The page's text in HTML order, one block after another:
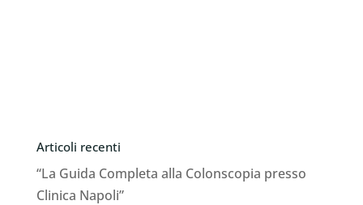
Articoli recenti
“La Guida Completa alla Colonscopia presso
Clinica Napoli”